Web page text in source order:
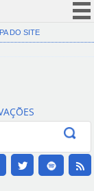
(COVID-19)
Canais
DO SITE